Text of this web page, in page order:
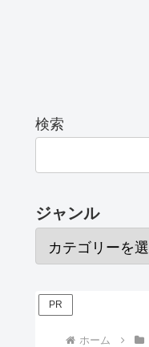
検索
ジャンル
PR
ホーム